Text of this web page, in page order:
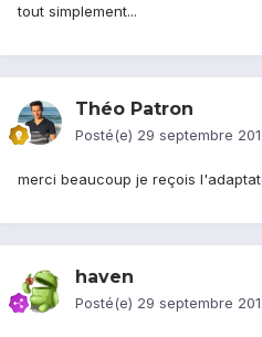
tout simplement...
Théo Patron
Posté(e) 29 septembre
merci beaucoup je reçois
haven
Posté(e) 29 septembre